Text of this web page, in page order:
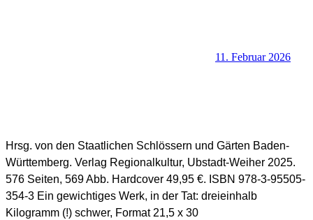
11. Februar 2026
SHB Redaktion
Hrsg. von den Staatlichen Schlössern und Gärten Baden-
Württemberg. Verlag Regionalkultur, Ubstadt-Weiher 2025.
576 Seiten, 569 Abb. Hardcover 49,95 €. ISBN 978-3-95505-
354-3 Ein gewichtiges Werk, in der Tat: dreieinhalb
Kilogramm (!) schwer, Format 21,5 x 30